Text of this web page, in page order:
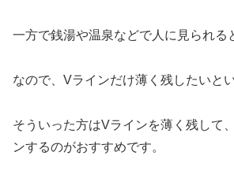
一方で銭湯や温泉などで人に見られる
なので、Vラインだけ薄く残したいと
そういった方はVラインを薄く残して
ンするのがおすすめです。